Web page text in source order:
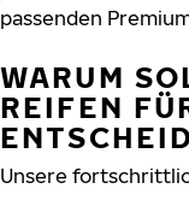
passenden
WARUM
REIFEN
Unsere